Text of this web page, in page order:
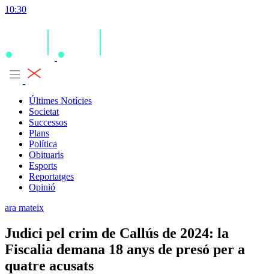
10:30
Últimes Notícies
Societat
Successos
Plans
Política
Obituaris
Esports
Reportatges
Opinió
ara mateix
Judici pel crim de Callús de 2024: la
Fiscalia demana 18 anys de presó per a
quatre acusats